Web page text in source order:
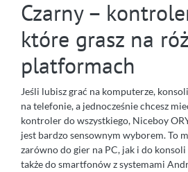
Czarny –
które grasz na
platformach
Jeśli lubisz grać na komputerze,
na telefonie, a jednocześnie chcesz
kontroler do wszystkiego, Niceboy
jest bardzo sensownym wyborem. To
zarówno do gier na PC, jak i do
także do smartfonów z systemami